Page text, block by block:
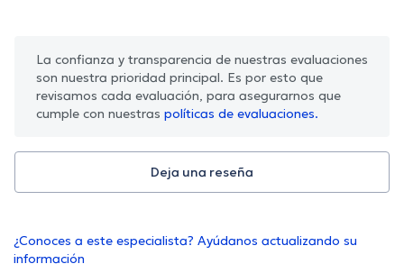
La confianza y transparencia de nuestras evaluaciones
son nuestra prioridad principal. Es por esto que
revisamos cada evaluación, para asegurarnos que
cumple con nuestras políticas de evaluaciones.
Deja una reseña
¿Conoces a este especialista? Ayúdanos actualizando su
información